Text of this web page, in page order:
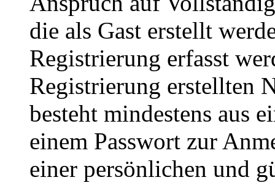
die als Gast erstellt
Registrierung erfasst
Registrierung erstellten
besteht mindestens aus
einem Passwort zur
einer persönlichen und